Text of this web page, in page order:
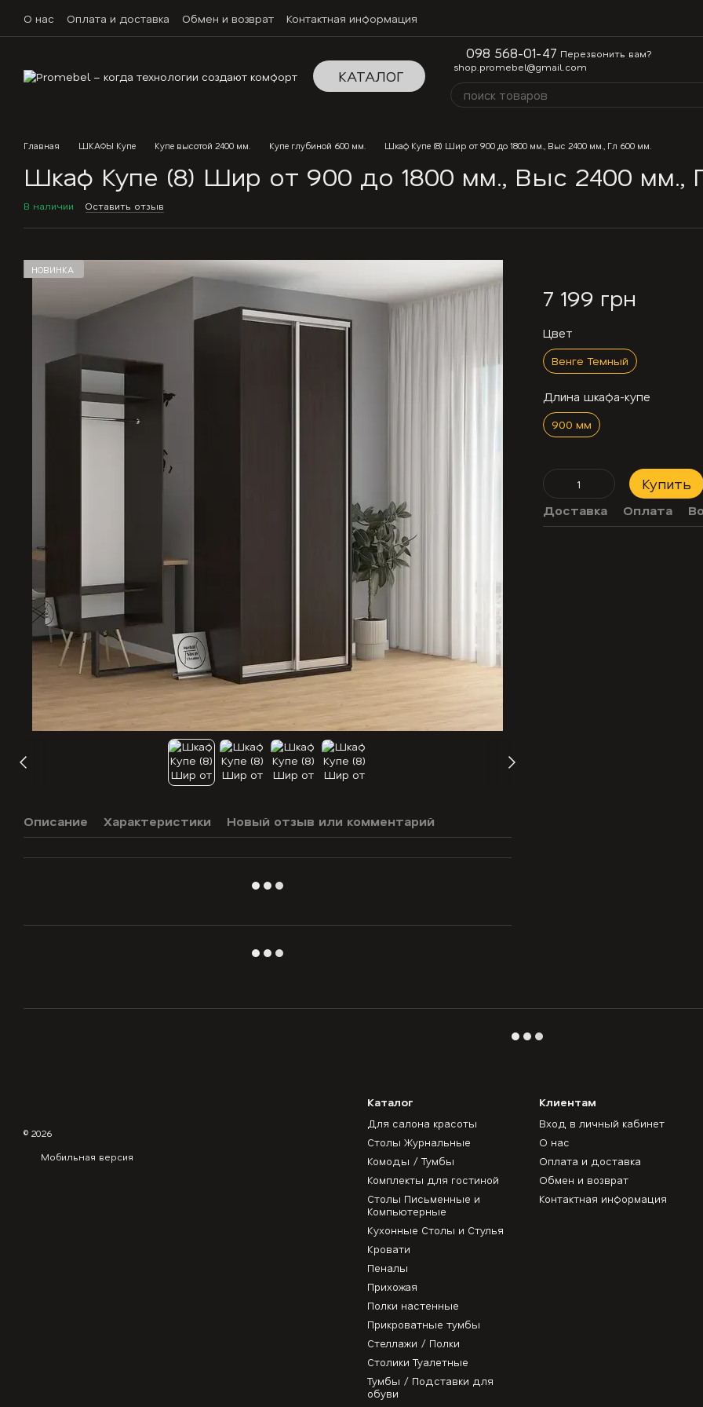
О нас Оплата и доставка Обмен и возврат Контактная информация
КАТАЛОГ
098 568-01-47 Перезвонить вам?
shop.promebel@gmail.com
Главная ШКАФЫ Купе Купе высотой 2400 мм. Купе глубиной 600 мм. Шкаф Купе (8) Шир от 900 до 1800 мм., Выс 2400 мм., Гл 600 мм.
Шкаф Купе (8) Шир от 900 до 1800 мм., Выс 2400 мм.,
В наличии Оставить отзыв
НОВИНКА
Описание Характеристики Новый отзыв или комментарий
7 199 грн
Цвет
Венге Темный
Длина шкафа-купе
900 мм
Купить
Доставка Оплата
© 2026
Мобильная версия
Каталог
Для салона красоты
Столы Журнальные
Комоды / Тумбы
Комплекты для гостиной
Столы Письменные и
Компьютерные
Кухонные Столы и Стулья
Кровати
Пеналы
Прихожая
Полки настенные
Прикроватные тумбы
Стеллажи / Полки
Столики Туалетные
Тумбы / Подставки для
обуви
Клиентам
Вход в личный кабинет
О нас
Оплата и доставка
Обмен и возврат
Контактная информация